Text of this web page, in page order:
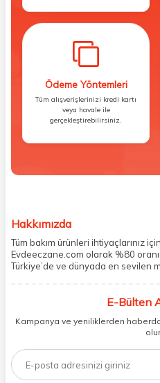
Ödeme Yöntemleri
Tüm alışverişlerinizi kredi kartı
veya havale ile
gerçekleştirebilirsiniz.
Hakkımızda
Tüm bakım ürünleri ihtiyaçlarınız
Evdeeczane.com olarak %80
Türkiye’de ve dünyada en sevilen
paketliyoruz. Herhangi bir
müşteri temsilcilerimiz aracılığı ile
2017 yılından bugüne, yüzlerce
doğrudan markalardan ya da
distribütörlerinden faturalı olarak
aynı şekilde faturalı ve orijinal
E-Bülten
Kampanya ve yeniliklerden